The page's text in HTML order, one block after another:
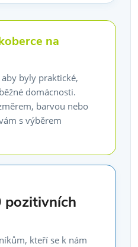
na
byly praktické,
domácnosti.
barvou nebo
s výběrem
pozitivních
kteří se k nám